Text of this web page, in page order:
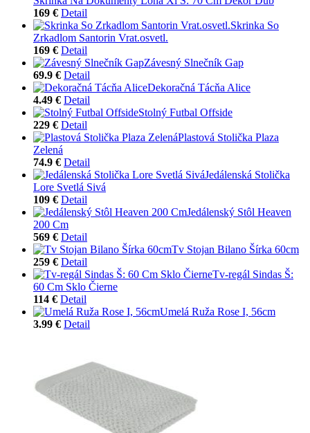
169 € Detail
Skrinka So
Zrkadlom Santorin Vrat.osvetl.
169 € Detail
Závesný Slnečník Gap
69.9 € Detail
Dekoračná Tácňa Alice
4.49 € Detail
Stolný Futbal Offside
229 € Detail
Plastová Stolička Plaza
Zelená
74.9 € Detail
Jedálenská Stolička
Lore Svetlá Sivá
109 € Detail
Jedálenský Stôl Heaven
200 Cm
569 € Detail
Tv Stojan Bilano Šírka 60cm
259 € Detail
Tv-regál Sindas Š:
60 Cm Sklo Čierne
114 € Detail
Umelá Ruža Rose I, 56cm
3.99 € Detail